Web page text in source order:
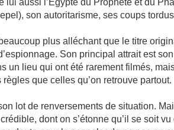
lui aussi l’Egypte du Prophète et du
son autoritarisme, ses coups
plus alléchant que le titre
Son principal attrait est son
un lieu qui ont été rarement filmés,
que celles qu’on retrouve partout.
lot de renversements de situation.
dont on s’étonne qu’il se soit